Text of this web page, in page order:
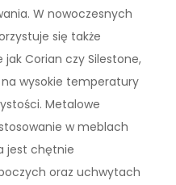
W nowoczesnych
się także
Corian czy Silestone,
wysokie temperatury
Metalowe
w meblach
jest chętnie
oraz uchwytach